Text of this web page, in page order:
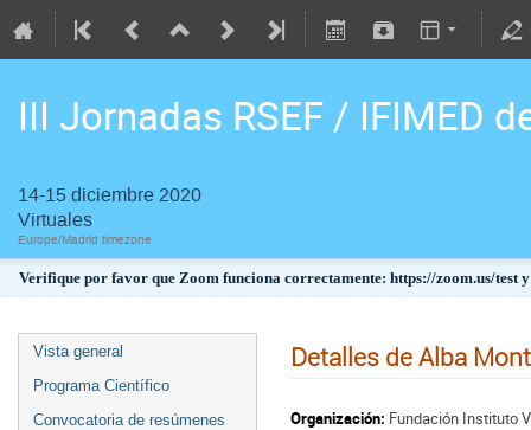
III Jornadas RSEF / IFIMED
14-15 diciembre 2020
Virtuales
Europe/Madrid timezone
Verifique por favor que Zoom funciona correctamente: https://zoom.us/test
Vista general
Programa Científico
Convocatoria de resúmenes
Detalles de Alba
Organización: Fundación Instituto